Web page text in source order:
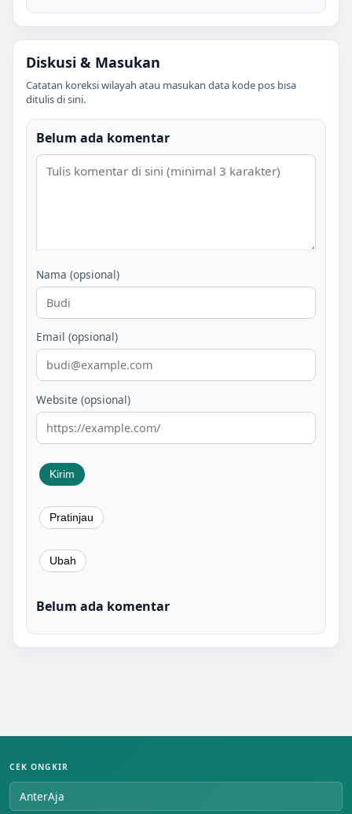
Diskusi & Masukan
Catatan koreksi wilayah atau masukan data kode pos bisa
ditulis di sini.
Belum ada komentar
Nama (opsional)
Email (opsional)
Website (opsional)
Belum ada komentar
CEK ONGKIR
AnterAja